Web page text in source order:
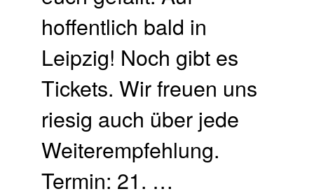
hoffentlich bald in
Leipzig! Noch gibt es
Tickets. Wir freuen uns
riesig auch über jede
Weiterempfehlung.
Termin: 21. …